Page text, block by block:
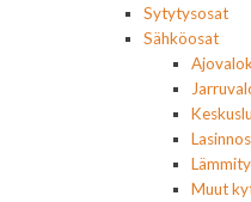
Sytytysosat
Sähköosat
Muut